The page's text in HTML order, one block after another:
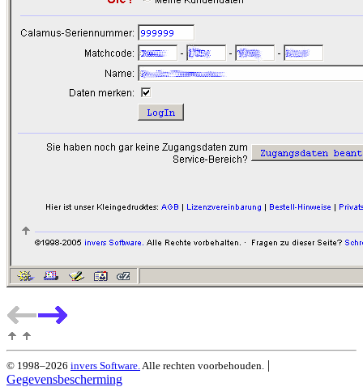
© 1998–2026 invers Software. Alle rechten voorbehouden. |
Gegevensbescherming